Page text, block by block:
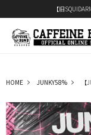
【旧
HOME JUNKY58%